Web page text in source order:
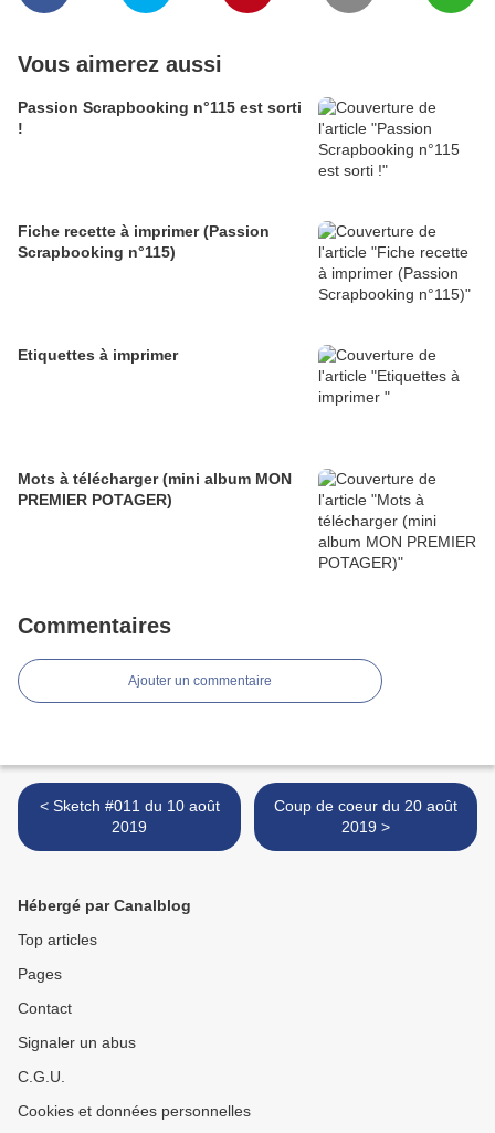
Vous aimerez aussi
Passion Scrapbooking n°115 est sorti
!
Fiche recette à imprimer (Passion
Scrapbooking n°115)
Etiquettes à imprimer
Mots à télécharger (mini album MON
PREMIER POTAGER)
Commentaires
Ajouter un commentaire
< Sketch #011 du 10 août
2019
Coup de coeur du 20 août
2019 >
Hébergé par Canalblog
Top articles
Pages
Contact
Signaler un abus
C.G.U.
Cookies et données personnelles